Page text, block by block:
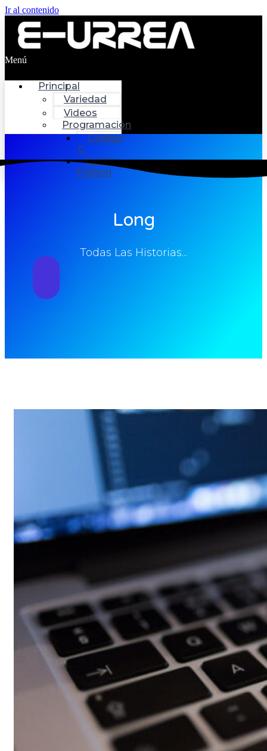
Ir al contenido
Menú
Principal
Variedad
Videos
Programación
Código
C
Código
Python
Long
Todas Las Historias...